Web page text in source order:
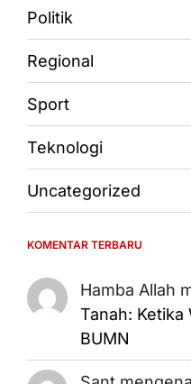
Politik
Regional
Sport
Teknologi
Uncategorized
KOMENTAR TERBARU
Hamba Allah
Tanah: Ketika
BUMN